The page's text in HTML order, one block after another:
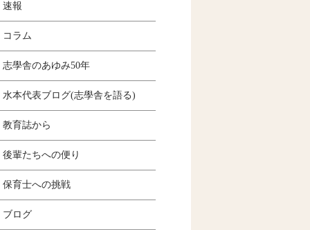
速報
コラム
志學舎のあゆみ50年
水本代表ブログ(志學舎を語る)
教育誌から
後輩たちへの便り
保育士への挑戦
ブログ